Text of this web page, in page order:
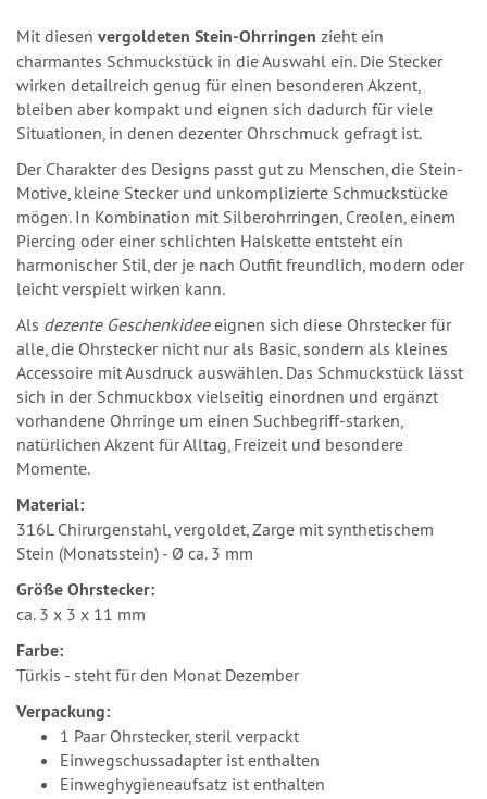
Mit diesen vergoldeten Stein-Ohrringen zieht ein
charmantes Schmuckstück in die Auswahl ein. Die Stecker
wirken detailreich genug für einen besonderen Akzent,
bleiben aber kompakt und eignen sich dadurch für viele
Situationen, in denen dezenter Ohrschmuck gefragt ist.
Der Charakter des Designs passt gut zu Menschen, die Stein-
Motive, kleine Stecker und unkomplizierte Schmuckstücke
mögen. In Kombination mit Silberohrringen, Creolen, einem
Piercing oder einer schlichten Halskette entsteht ein
harmonischer Stil, der je nach Outfit freundlich, modern oder
leicht verspielt wirken kann.
Als dezente Geschenkideeeignen sich diese Ohrstecker für
alle, die Ohrstecker nicht nur als Basic, sondern als kleines
Accessoire mit Ausdruck auswählen. Das Schmuckstück lässt
sich in der Schmuckbox vielseitig einordnen und ergänzt
vorhandene Ohrringe um einen Suchbegriff-starken,
natürlichen Akzent für Alltag, Freizeit und besondere
Momente.
Material:
316L Chirurgenstahl, vergoldet, Zarge mit synthetischem
Stein (Monatsstein) - Ø ca. 3 mm
Größe Ohrstecker:
ca. 3 x 3 x 11 mm
Farbe:
Türkis - steht für den Monat Dezember
Verpackung:
1 Paar Ohrstecker, steril verpackt
Einwegschussadapter ist enthalten
Einweghygieneaufsatz ist enthalten